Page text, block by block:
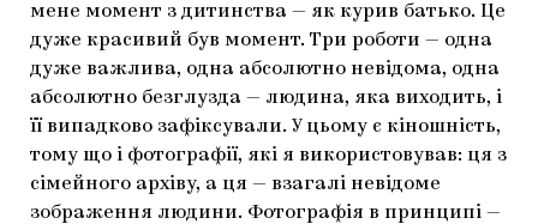
мене момент з дитинства — як курив батько. Це
дуже красивий був момент. Три роботи — одна
дуже важлива, одна абсолютно невідома, одна
абсолютно безглузда — людина, яка виходить, і
її випадково зафіксували. У цьому є кіношність,
тому що і фотографії, які я використовував: ця з
сімейного архіву, а ця — взагалі невідоме
зображення людини. Фотографія в принципі —